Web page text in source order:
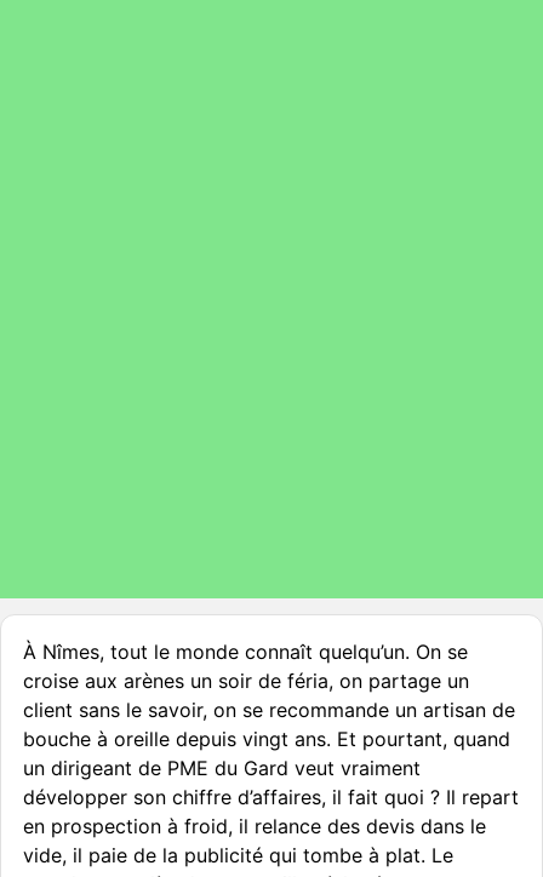
À Nîmes, tout le monde connaît quelqu’un. On se
croise aux arènes un soir de féria, on partage un
client sans le savoir, on se recommande un artisan de
bouche à oreille depuis vingt ans. Et pourtant, quand
un dirigeant de PME du Gard veut vraiment
développer son chiffre d’affaires, il fait quoi ? Il repart
en prospection à froid, il relance des devis dans le
vide, il paie de la publicité qui tombe à plat. Le